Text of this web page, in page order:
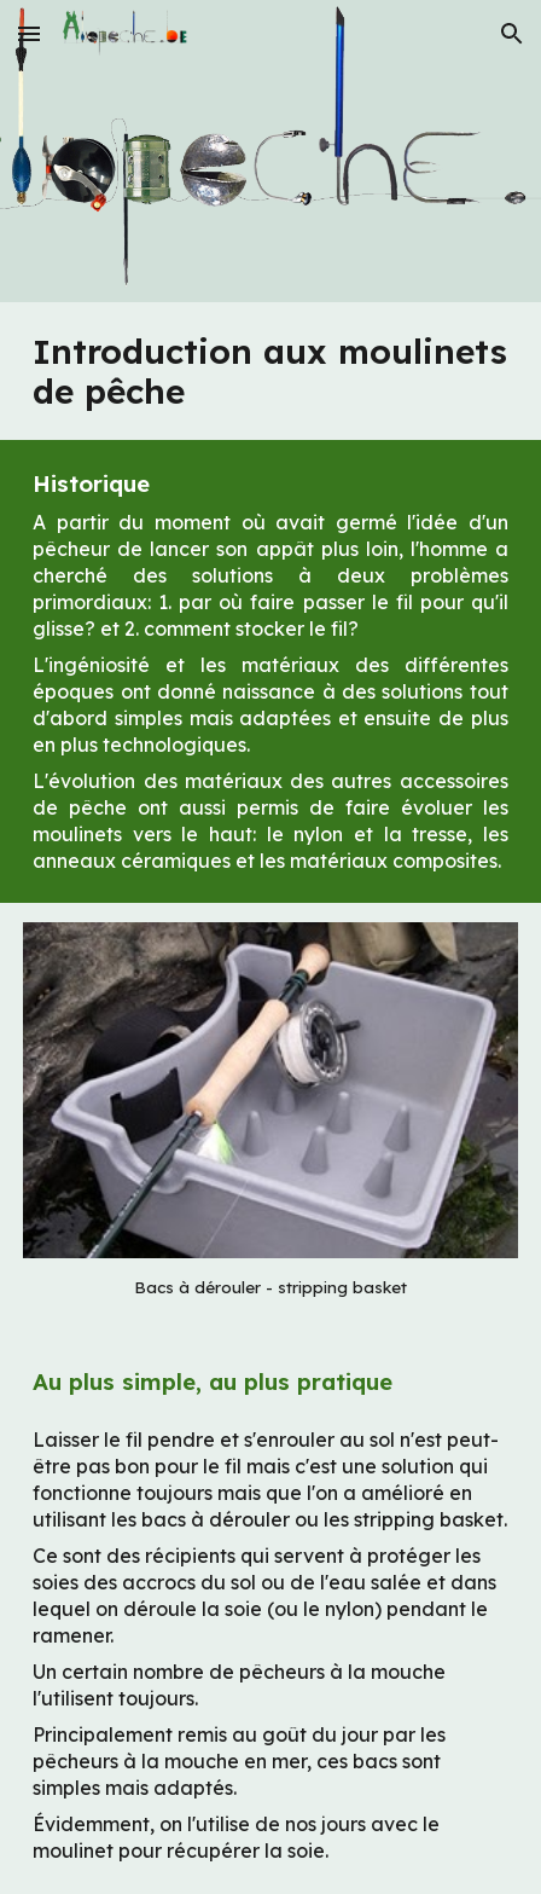
Skip to main content Skip to navigation
Introduction aux moulinets
de pêche
Historique
A partir du moment où avait germé l'idée d'un
pêcheur de lancer son appât plus loin, l'homme a
cherché des solutions à deux problèmes
primordiaux: 1. par où faire passer le fil pour qu'il
glisse? et 2. comment stocker le fil?
L'ingéniosité et les matériaux des différentes
époques ont donné naissance à des solutions tout
d'abord simples mais adaptées et ensuite de plus
en plus technologiques.
L'évolution des matériaux des autres accessoires
de pêche ont aussi permis de faire évoluer les
moulinets vers le haut: le nylon et la tresse, les
anneaux céramiques et les matériaux composites.
Bacs à dérouler - stripping basket
Au plus simple, au plus pratique
Laisser le fil pendre et s'enrouler au sol n'est peut-
être pas bon pour le fil mais c'est une solution qui
fonctionne toujours mais que l'on a amélioré en
utilisant les bacs à dérouler ou les stripping basket.
Ce sont des récipients qui servent à protéger les
soies des accrocs du sol ou de l'eau salée et dans
lequel on déroule la soie (ou le nylon) pendant le
ramener.
Un certain nombre de pêcheurs à la mouche
l'utilisent toujours.
Principalement remis au goût du jour par les
pêcheurs à la mouche en mer, ces bacs sont
simples mais adaptés.
Évidemment, on l'utilise de nos jours avec le
moulinet pour récupérer la soie.